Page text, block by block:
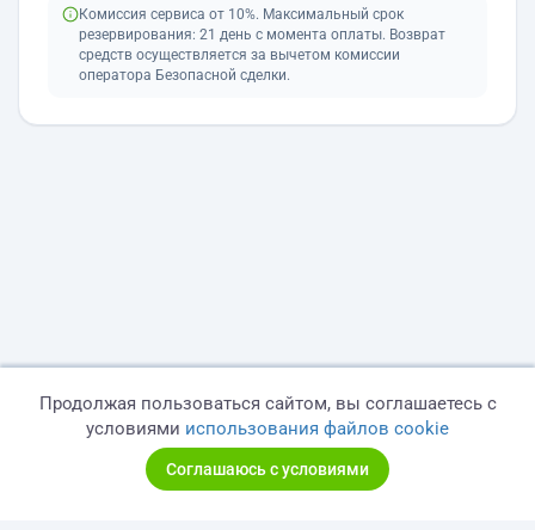
Комиссия сервиса от 10%. Максимальный срок
резервирования: 21 день с момента оплаты. Возврат
средств осуществляется за вычетом комиссии
оператора Безопасной сделки.
Продолжая пользоваться сайтом, вы соглашаетесь с
условиями использования файлов cookie
Соглашаюсь с условиями